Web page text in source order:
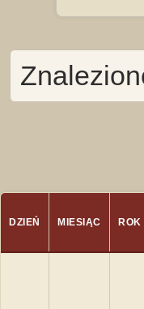
DZIEŃ MIESIĄC ROK